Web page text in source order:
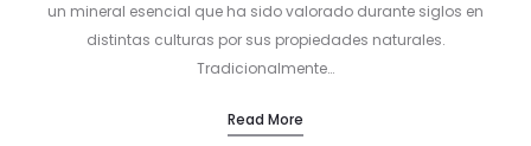
un mineral esencial que ha sido valorado durante siglos en
distintas culturas por sus propiedades naturales.
Tradicionalmente…
Read More